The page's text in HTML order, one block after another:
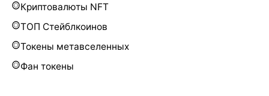
Криптовалюты NFT
ТОП Стейблкоинов
Токены метавселенных
Фан токены